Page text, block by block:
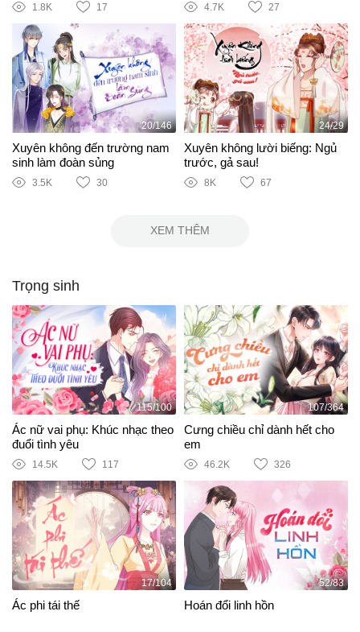
1.8K 17 4.7K 27
20/146
Xuyên không đến trường nam
sinh làm đoàn sủng
3.5K 30
24/29
Xuyên không lười biếng: Ngủ
trước, gả sau!
8K 67
XEM THÊM
Trọng sinh
115/100
Ác nữ vai phụ: Khúc nhạc theo
đuổi tình yêu
14.5K 117
107/364
Cưng chiều chỉ dành hết cho
em
46.2K 326
17/104
Ác phi tái thế
52/83
Hoán đổi linh hồn